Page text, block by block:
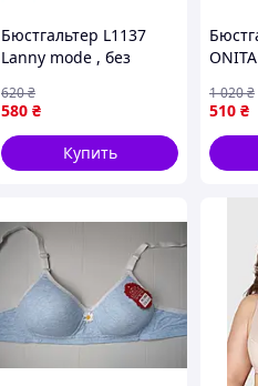
Бюстгальтер L1137
Lanny mode , без
чорно - бежевый 100E,
95E, 90E, 80E, 85E
580 ₴
620₴
Купить
для
510 ₴
1 020₴